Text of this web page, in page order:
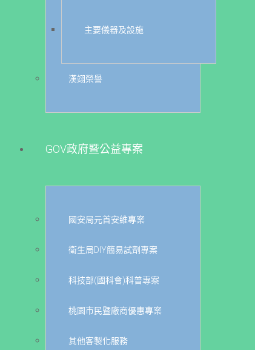
主要儀器及設施
漢翊榮譽
GOV政府暨公益專案
國安局元首安維專案
衛生局DIY簡易試劑專案
科技部(國科會)科普專案
桃園市民暨廠商優惠專案
其他客製化服務